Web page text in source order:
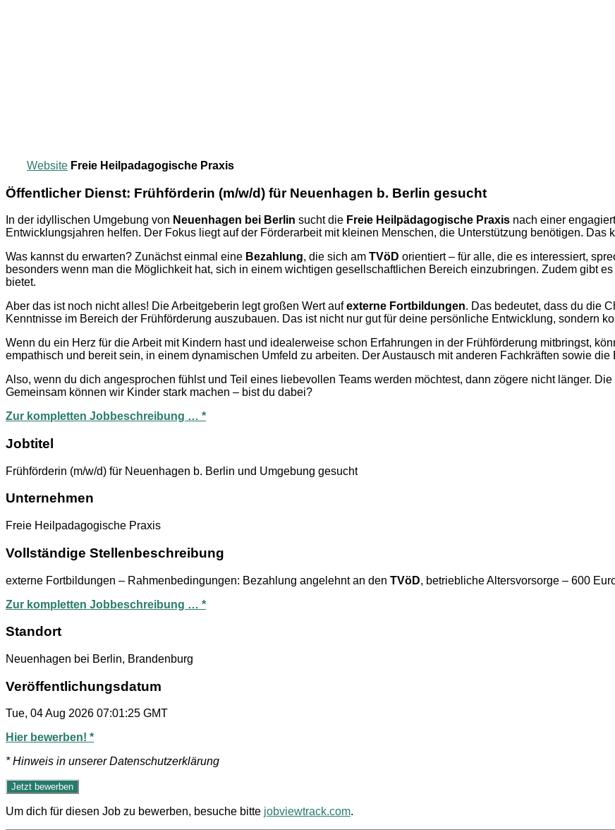
Website Freie Heilpadagogische Praxis
Öffentlicher Dienst: Frühförderin (m/w/d) für Neuenhagen b. Berlin gesucht
In der idyllischen Umgebung von Neuenhagen bei Berlin sucht die Freie Heilpädagogische Praxis nach einer
Entwicklungsjahren helfen. Der Fokus liegt auf der Förderarbeit mit kleinen Menschen, die Unterstützung benötigen. Das
Was kannst du erwarten? Zunächst einmal eine Bezahlung, die sich am TVöD orientiert – für alle, die es interessiert,
besonders wenn man die Möglichkeit hat, sich in einem wichtigen gesellschaftlichen Bereich einzubringen. Zudem gibt
bietet.
Aber das ist noch nicht alles! Die Arbeitgeberin legt großen Wert aufexterne Fortbildungen. Das bedeutet, dass du die
Kenntnisse im Bereich der Frühförderung auszubauen. Das ist nicht nur gut für deine persönliche Entwicklung, sondern
Wenn du ein Herz für die Arbeit mit Kindern hast und idealerweise schon Erfahrungen in der Frühförderung mitbringst,
empathisch und bereit sein, in einem dynamischen Umfeld zu arbeiten. Der Austausch mit anderen Fachkräften sowie
Also, wenn du dich angesprochen fühlst und Teil eines liebevollen Teams werden möchtest, dann zögere nicht länger. Die
Gemeinsam können wir Kinder stark machen – bist du dabei?
Zur kompletten Jobbeschreibung … *
Jobtitel
Frühförderin (m/w/d) für Neuenhagen b. Berlin und Umgebung gesucht
Unternehmen
Freie Heilpadagogische Praxis
Vollständige Stellenbeschreibung
externe Fortbildungen – Rahmenbedingungen: Bezahlung angelehnt an den TVöD, betriebliche Altersvorsorge – 600
Zur kompletten Jobbeschreibung … *
Standort
Neuenhagen bei Berlin, Brandenburg
Veröffentlichungsdatum
Tue, 04 Aug 2026 07:01:25 GMT
Hier bewerben! *
* Hinweis in unserer Datenschutzerklärung
Um dich für diesen Job zu bewerben, besuche bitte jobviewtrack.com.